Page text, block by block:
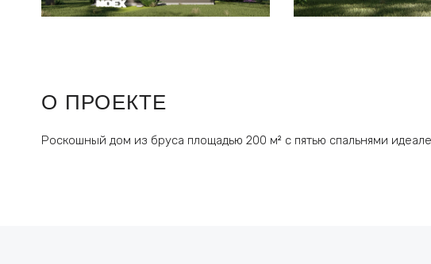
О ПРОЕКТЕ
Роскошный дом из бруса площадью 200 м² с пятью спальнями